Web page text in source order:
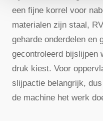
een fijne korrel voor
materialen zijn staal,
geharde onderdelen en
gecontroleerd bijslijpen
druk kiest. Voor
slijpactie belangrijk,
de machine het werk